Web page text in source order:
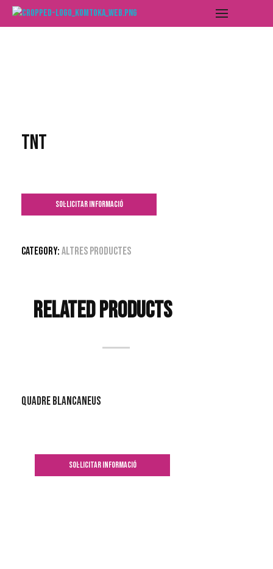
TNT
SOL·LICITAR INFORMACIÓ
Category:Altres productes
Related products
Quadre Blancaneus
SOL·LICITAR INFORMACIÓ